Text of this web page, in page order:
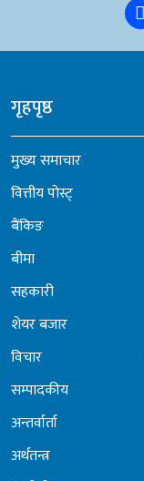
गृहपृष्ठ
मुख्य समाचार
वित्तीय पोस्ट्
बैंकिङ
बीमा
सहकारी
शेयर बजार
विचार
सम्पादकीय
अन्तर्वार्ता
अर्थतन्त्र